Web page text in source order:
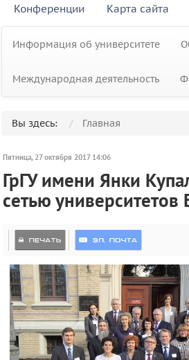
Конференции Карта сайта
Информация об университете
Международная деятельность
Вы здесь: Главная
Пятница, 27 октября 2017 14:06
ГрГУ имени Янки
сетью университетов